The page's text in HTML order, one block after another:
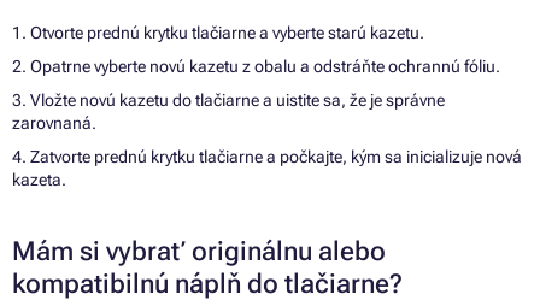
1. Otvorte prednú krytku tlačiarne a vyberte starú kazetu.
2. Opatrne vyberte novú kazetu z obalu a odstráňte ochrannú fóliu.
3. Vložte novú kazetu do tlačiarne a uistite sa, že je správne
zarovnaná.
4. Zatvorte prednú krytku tlačiarne a počkajte, kým sa inicializuje nová
kazeta.
Mám si vybrať originálnu alebo
kompatibilnú náplň do tlačiarne?